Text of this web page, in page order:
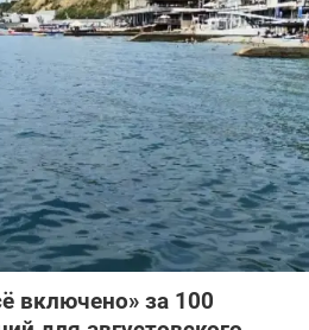
включено» за 100